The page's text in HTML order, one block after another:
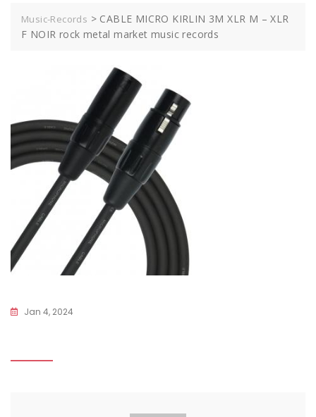
Music-Records > CABLE MICRO KIRLIN 3M XLR M – XLR
F NOIR rock metal market music records
Jan 4, 2024